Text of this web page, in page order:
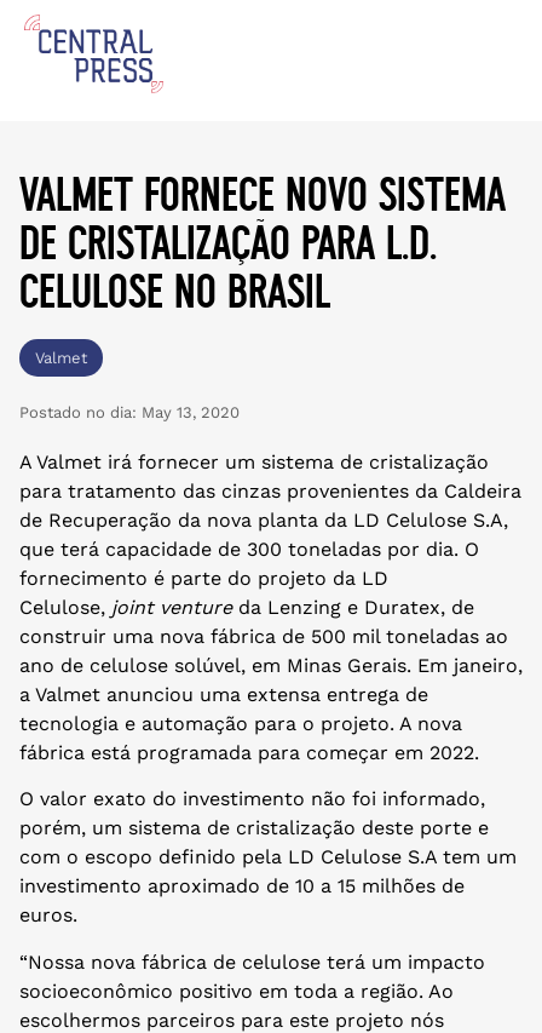
valmet fornece novo sistema
de cristalização para l.d.
celulose no brasil
Valmet
Postado no dia: May 13, 2020
A Valmet irá fornecer um sistema de cristalização
para tratamento das cinzas provenientes da Caldeira
de Recuperação da nova planta da LD Celulose S.A,
que terá capacidade de 300 toneladas por dia. O
fornecimento é parte do projeto da LD
Celulose, joint ventureda Lenzing e Duratex, de
construir uma nova fábrica de 500 mil toneladas ao
ano de celulose solúvel, em Minas Gerais. Em janeiro,
a Valmet anunciou uma extensa entrega de
tecnologia e automação para o projeto. A nova
fábrica está programada para começar em 2022.
O valor exato do investimento não foi informado,
porém, um sistema de cristalização deste porte e
com o escopo definido pela LD Celulose S.A tem um
investimento aproximado de 10 a 15 milhões de
euros.
“Nossa nova fábrica de celulose terá um impacto
socioeconômico positivo em toda a região. Ao
escolhermos parceiros para este projeto nós